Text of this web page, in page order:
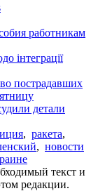
работникам
інтеграції
пострадавших
детали
, ракета,
, новости
текст и
редакции.